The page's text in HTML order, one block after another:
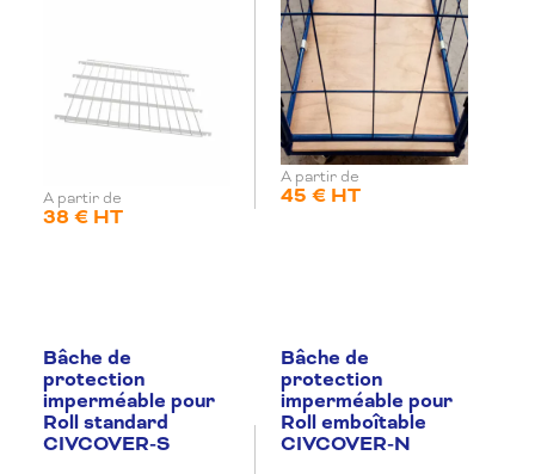
A partir de
38 € HT
A partir de
45 € HT
Bâche de
protection
imperméable pour
Roll standard
CIVCOVER-S
Bâche de
protection
imperméable pour
Roll emboîtable
CIVCOVER-N